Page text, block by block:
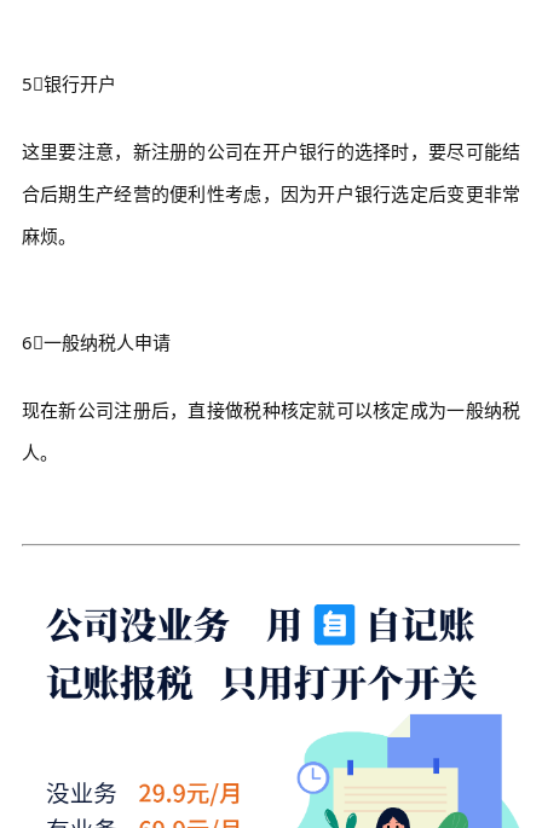
5⃣银行开户
这里要注意，新注册的公司在开户银行的选择时，要尽可能结
合后期生产经营的便利性考虑，因为开户银行选定后变更非常
麻烦。
6⃣一般纳税人申请
现在新公司注册后，直接做税种核定就可以核定成为一般纳税
人。